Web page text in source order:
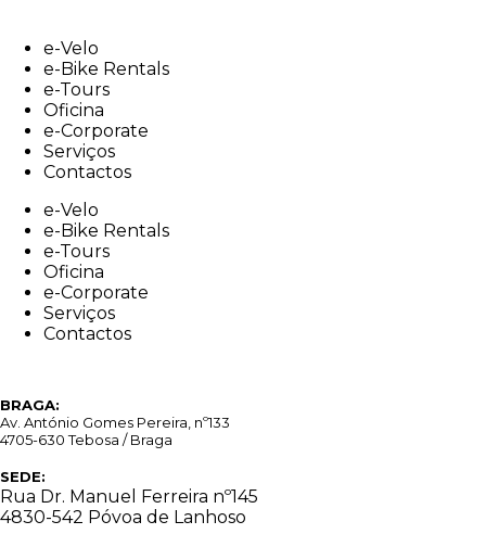
contente-Velo
e-Bike Rentals
e-Tours
Oficina
e-Corporate
Serviços
Contactos
e-Velo
e-Bike Rentals
e-Tours
Oficina
e-Corporate
Serviços
Contactos
BRAGA:
Av. António Gomes Pereira, nº133
4705-630 Tebosa / Braga
SEDE:
Rua Dr. Manuel Ferreira nº145
4830-542 Póvoa de Lanhoso